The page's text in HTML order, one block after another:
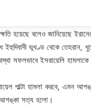
হয়েছে বলেও জানিয়েছে ইরানের
ইহুদিবাদী ভূখণ্ড থেকে
সফলভাবে ইসরায়েলি
পাল্টা হামলা করবে, এমন
আশঙ্কা সত্য হলো।